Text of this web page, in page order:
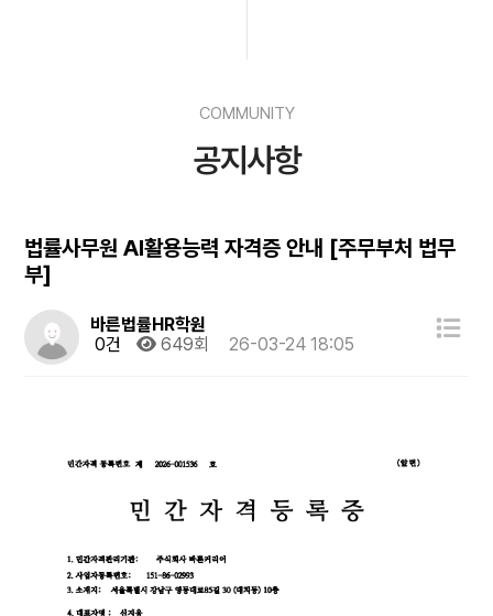
COMMUNITY
공지사항
법률사무원 AI활용능력 자격증 안내 [주무부처 법무
부]
바른법률HR학원
0건
649회 26-03-24 18:05